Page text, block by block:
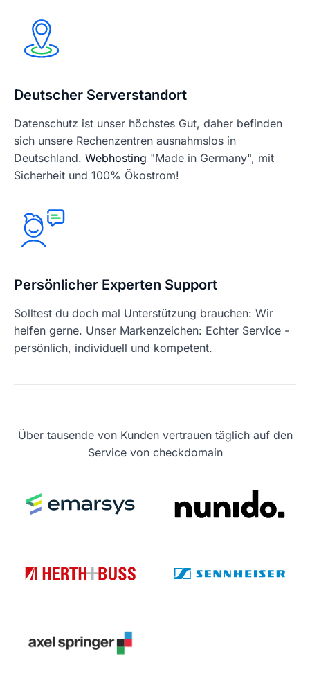
Deutscher Serverstandort
Datenschutz ist unser höchstes Gut, daher befinden
sich unsere Rechenzentren ausnahmslos in
Deutschland. Webhosting "Made in Germany", mit
Sicherheit und 100% Ökostrom!
Persönlicher Experten Support
Solltest du doch mal Unterstützung brauchen: Wir
helfen gerne. Unser Markenzeichen: Echter Service -
persönlich, individuell und kompetent.
Über tausende von Kunden vertrauen täglich auf den
Service von checkdomain